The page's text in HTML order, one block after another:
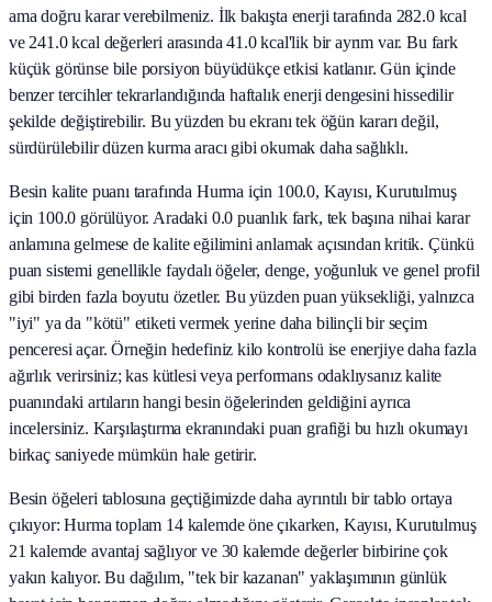
ama doğru karar verebilmeniz. İlk bakışta enerji tarafında 282.0 kcal
ve 241.0 kcal değerleri arasında 41.0 kcal'lik bir ayrım var. Bu fark
küçük görünse bile porsiyon büyüdükçe etkisi katlanır. Gün içinde
benzer tercihler tekrarlandığında haftalık enerji dengesini hissedilir
şekilde değiştirebilir. Bu yüzden bu ekranı tek öğün kararı değil,
sürdürülebilir düzen kurma aracı gibi okumak daha sağlıklı.
Besin kalite puanı tarafında Hurma için 100.0, Kayısı, Kurutulmuş
için 100.0 görülüyor. Aradaki 0.0 puanlık fark, tek başına nihai karar
anlamına gelmese de kalite eğilimini anlamak açısından kritik. Çünkü
puan sistemi genellikle faydalı öğeler, denge, yoğunluk ve genel profil
gibi birden fazla boyutu özetler. Bu yüzden puan yüksekliği, yalnızca
"iyi" ya da "kötü" etiketi vermek yerine daha bilinçli bir seçim
penceresi açar. Örneğin hedefiniz kilo kontrolü ise enerjiye daha fazla
ağırlık verirsiniz; kas kütlesi veya performans odaklıysanız kalite
puanındaki artıların hangi besin öğelerinden geldiğini ayrıca
incelersiniz. Karşılaştırma ekranındaki puan grafiği bu hızlı okumayı
birkaç saniyede mümkün hale getirir.
Besin öğeleri tablosuna geçtiğimizde daha ayrıntılı bir tablo ortaya
çıkıyor: Hurma toplam 14 kalemde öne çıkarken, Kayısı, Kurutulmuş
21 kalemde avantaj sağlıyor ve 30 kalemde değerler birbirine çok
yakın kalıyor. Bu dağılım, "tek bir kazanan" yaklaşımının günlük